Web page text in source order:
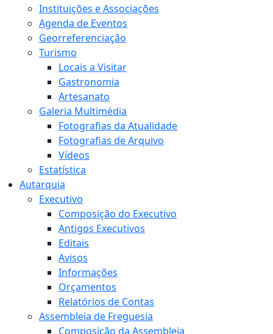
Instituições e Associações
Agenda de Eventos
Georreferenciação
Turismo
Locais a Visitar
Gastronomia
Artesanato
Galeria Multimédia
Fotografias da Atualidade
Fotografias de Arquivo
Vídeos
Estatística
Autarquia
Executivo
Composição do Executivo
Antigos Executivos
Editais
Avisos
Informações
Orçamentos
Relatórios de Contas
Assembleia de Freguesia
Composição da Assembleia